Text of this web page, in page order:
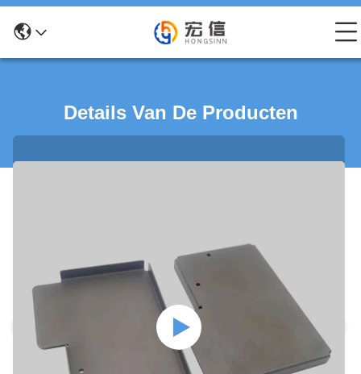
Details Van De Producten